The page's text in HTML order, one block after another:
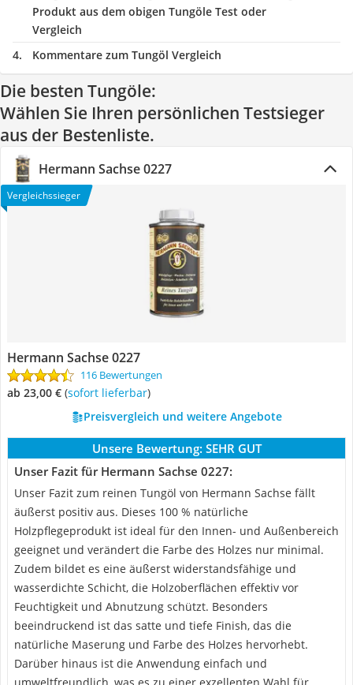
Produkt aus dem obigen Tungöle Test oder
Vergleich
Kommentare zum Tungöl Vergleich
Die besten Tungöle:
Wählen Sie Ihren persönlichen Testsieger
aus der Bestenliste.
Hermann Sachse 0227
Vergleichssieger
Hermann Sachse 0227
116 Bewertungen
ab 23,00 € ( Sofort lieferbar)
Preisvergleich und weitere Angebote
Unsere Bewertung: SEHR GUT
Unser Fazit für Hermann Sachse 0227:
Unser Fazit zum reinen Tungöl von Hermann Sachse fällt
äußerst positiv aus. Dieses 100 % natürliche
Holzpflegeprodukt ist ideal für den Innen- und Außenbereich
geeignet und verändert die Farbe des Holzes nur minimal.
Zudem bildet es eine äußerst widerstandsfähige und
wasserdichte Schicht, die Holzoberflächen effektiv vor
Feuchtigkeit und Abnutzung schützt. Besonders
beeindruckend ist das satte und tiefe Finish, das die
natürliche Maserung und Farbe des Holzes hervorhebt.
Darüber hinaus ist die Anwendung einfach und